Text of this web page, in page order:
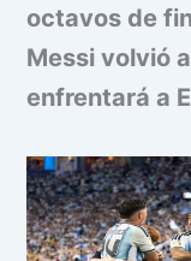
octavos de
Messi volvió
enfrentará a